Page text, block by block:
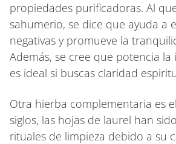
propiedades purificadoras. Al
sahumerio, se dice que ayuda a
negativas y promueve la
Además, se cree que potencia
es ideal si buscas claridad
Otra hierba complementaria es el
siglos, las hojas de laurel han
rituales de limpieza debido a su